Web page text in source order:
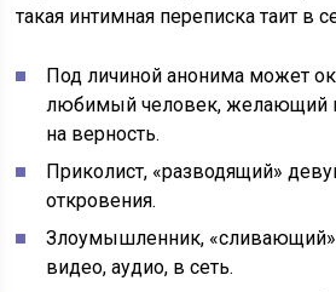
такая интимная переписка таит в
Под личиной анонима может
любимый человек, желающий
на верность.
Приколист, «разводящий»
откровения.
Злоумышленник,
видео, аудио, в сеть.